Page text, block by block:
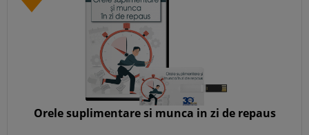
Orele suplimentare si munca in zi de repaus